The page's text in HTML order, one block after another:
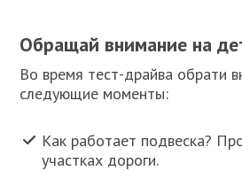
Обращай внимание на
Во время тест-драйва обрати
следующие моменты:
Как работает подвеска?
участках дороги.